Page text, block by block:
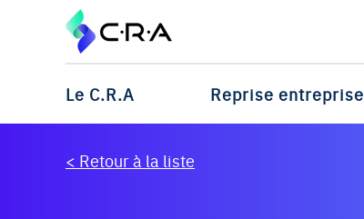
Le C.R.A Reprise entreprise
< Retour à la liste